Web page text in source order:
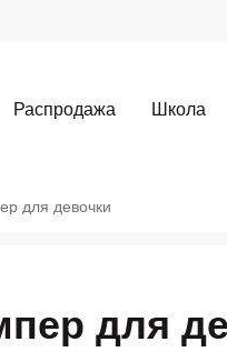
Распродажа Школа
для девочки
для